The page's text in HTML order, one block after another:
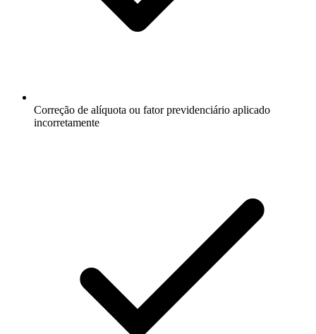
Correção de alíquota ou fator previdenciário aplicado
incorretamente